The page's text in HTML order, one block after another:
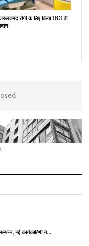
रोगी के लिए किया 163 वीं
-
नई कार्यकारिणी ने…